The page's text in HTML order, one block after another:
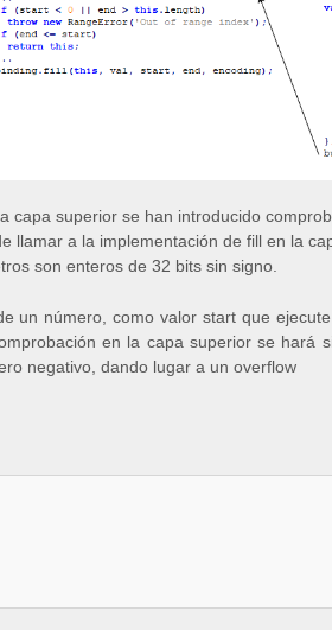
capa superior se han introducido
a la implementación de fill en la
son enteros de 32 bits sin signo.
un número, como valor start que
en la capa superior se hará
negativo, dando lugar a un overflow